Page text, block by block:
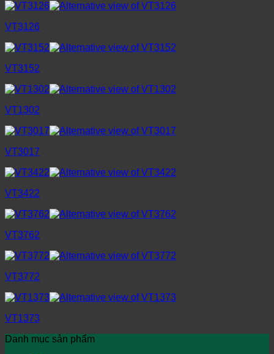
VT3126
VT3152
VT1302
VT3017
VT3422
VT3762
VT3772
VT1373
Danh mục sản phẩm